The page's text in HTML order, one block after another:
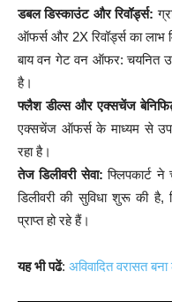
डबल डिस्काउंट और रिवॉर्ड्स:
ऑफर्स और 2X रिवॉर्ड्स का लाभ
बाय वन गेट वन ऑफर: चयनित
है।​
फ्लैश डील्स और एक्सचेंज
एक्सचेंज ऑफर्स के माध्यम से
रहा है।​
तेज डिलीवरी सेवा: फ्लिपकार्ट
डिलीवरी की सुविधा शुरू की
प्राप्त हो रहे हैं।​
यह भी पढें: अविवादित वरासत